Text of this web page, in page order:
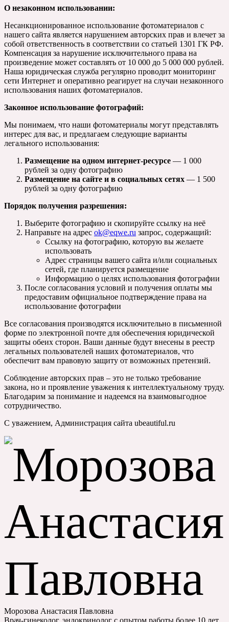
О незаконном использовании:
Несанкционированное использование фотоматериалов с
нашего сайта является нарушением авторских прав и влечет за
собой ответственность в соответствии со статьей 1301 ГК РФ.
Компенсация за нарушение исключительного права на
произведение может составлять от 10 000 до 5 000 000 рублей.
Наша юридическая служба регулярно проводит мониторинг
сети Интернет и оперативно реагирует на случаи незаконного
использования наших фотоматериалов.
Законное использование фотографий:
Мы понимаем, что наши фотоматериалы могут представлять
интерес для вас, и предлагаем следующие варианты
легального использования:
Размещение на одном интернет-ресурсе — 1 000
рублей за одну фотографию
Размещение на сайте и в социальных сетях — 1 500
рублей за одну фотографию
Порядок получения разрешения:
Выберите фотографию и скопируйте ссылку на неё
Направьте на адрес ok@eqwe.ru запрос, содержащий:
Ссылку на фотографию, которую вы желаете
использовать
Адрес страницы вашего сайта и/или социальных
сетей, где планируется размещение
Информацию о целях использования фотографии
После согласования условий и получения оплаты мы
предоставим официальное подтверждение права на
использование фотографии
Все согласования производятся исключительно в письменной
форме по электронной почте для обеспечения юридической
защиты обеих сторон. Ваши данные будут внесены в реестр
легальных пользователей наших фотоматериалов, что
обеспечит вам правовую защиту от возможных претензий.
Соблюдение авторских прав – это не только требование
закона, но и проявление уважения к интеллектуальному труду.
Благодарим за понимание и надеемся на взаимовыгодное
сотрудничество.
С уважением, Администрация сайта ubeautiful.ru
Морозова Анастасия Павловна
Врач-гинеколог, эндокринолог с опытом работы более 10 лет.